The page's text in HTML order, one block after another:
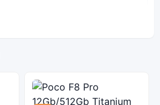
искусственного интеллекта
аккумулятором на 5300
длительное время работы без